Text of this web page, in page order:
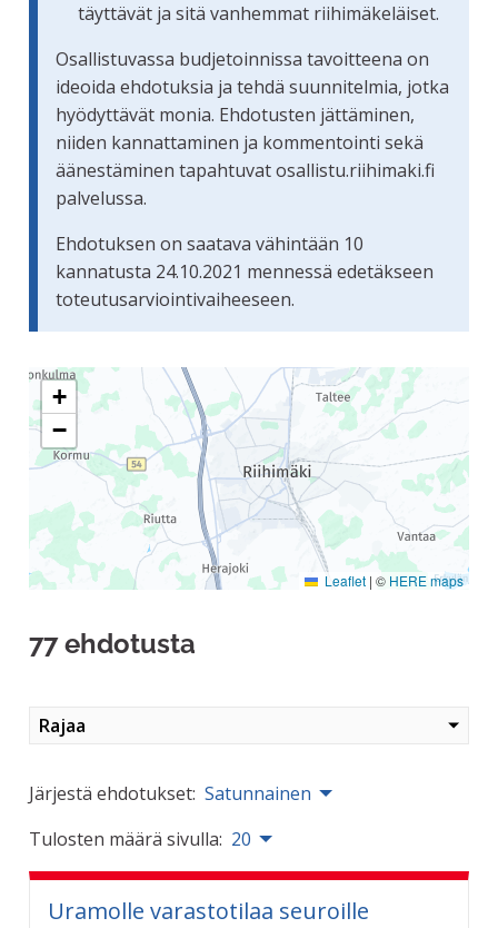
täyttävät ja sitä vanhemmat riihimäkeläiset.
Osallistuvassa budjetoinnissa tavoitteena on
ideoida ehdotuksia ja tehdä suunnitelmia, jotka
hyödyttävät monia. Ehdotusten jättäminen,
niiden kannattaminen ja kommentointi sekä
äänestäminen tapahtuvat osallistu.riihimaki.fi
palvelussa.
Ehdotuksen on saatava vähintään 10
kannatusta 24.10.2021 mennessä edetäkseen
toteutusarviointivaiheeseen.
Seuraavassa elementissä on kartta, joka esittää
+
−
Leaflet | © HERE maps
77 ehdotusta
Rajaa
Järjestä ehdotukset: Satunnainen
Tulosten määrä sivulla: 20
Uramolle varastotilaa seuroille